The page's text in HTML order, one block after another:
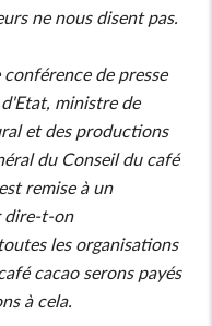
ne nous disent pas.
de presse
ministre de
et des productions
du Conseil du café
remise à un
dire-t-on
les organisations
cacao serons payés
à cela.